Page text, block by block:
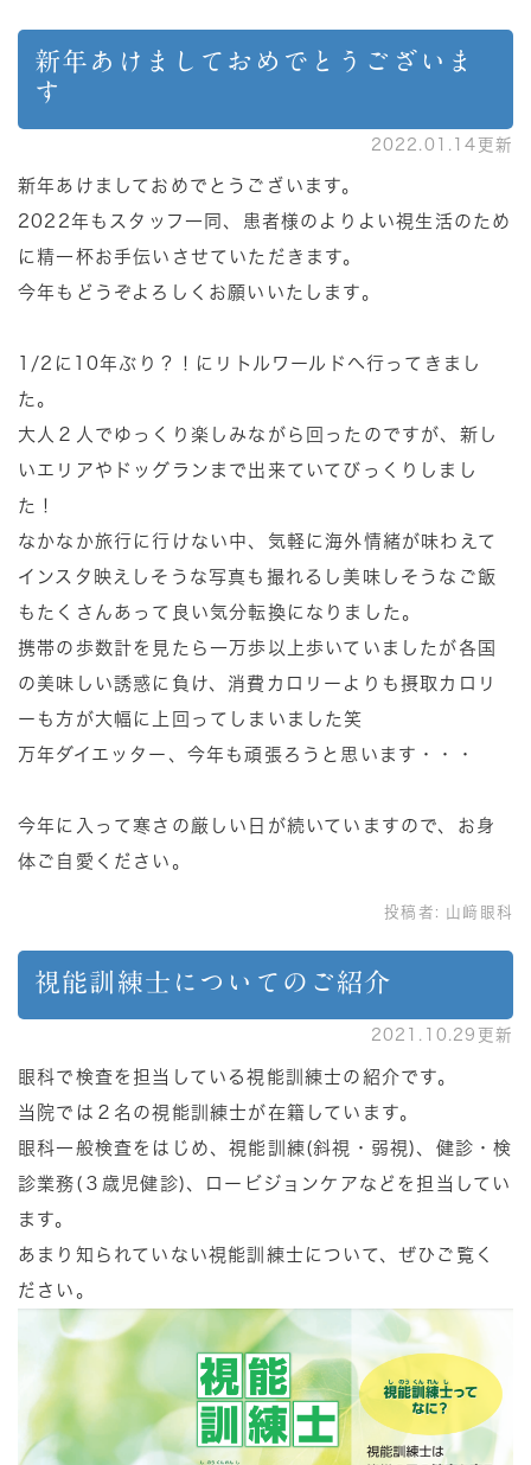
新年あけましておめでとうございま
す
2022.01.14更新
新年あけましておめでとうございます。
2022年もスタッフ一同、患者様のよりよい視生活のため
に精一杯お手伝いさせていただきます。
今年もどうぞよろしくお願いいたします。
1/2に10年ぶり？！にリトルワールドへ行ってきまし
た。
大人２人でゆっくり楽しみながら回ったのですが、新し
いエリアやドッグランまで出来ていてびっくりしまし
た！
なかなか旅行に行けない中、気軽に海外情緒が味わえて
インスタ映えしそうな写真も撮れるし美味しそうなご飯
もたくさんあって良い気分転換になりました。
携帯の歩数計を見たら一万歩以上歩いていましたが各国
の美味しい誘惑に負け、消費カロリーよりも摂取カロリ
ーも方が大幅に上回ってしまいました笑
万年ダイエッター、今年も頑張ろうと思います・・・
今年に入って寒さの厳しい日が続いていますので、お身
体ご自愛ください。
投稿者: 山﨑眼科
視能訓練士についてのご紹介
2021.10.29更新
眼科で検査を担当している視能訓練士の紹介です。
当院では２名の視能訓練士が在籍しています。
眼科一般検査をはじめ、視能訓練(斜視・弱視)、健診・検
診業務(３歳児健診)、ロービジョンケアなどを担当してい
ます。
あまり知られていない視能訓練士について、ぜひご覧く
ださい。